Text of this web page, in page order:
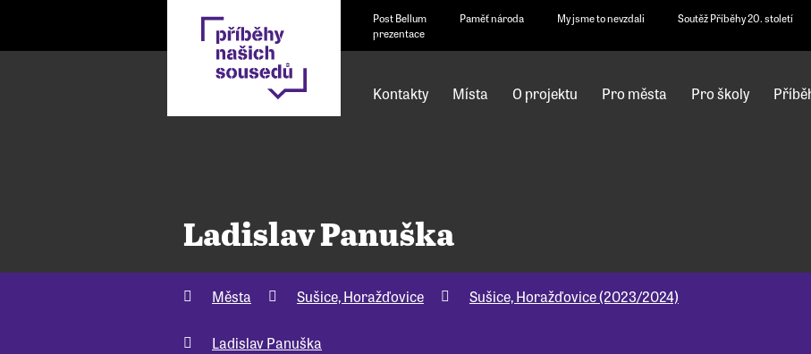
Post Bellum Paměť národa My jsme to nevzdali Soutěž Příběhy 20. století
prezentace
Kontakty Místa O projektu Pro města Pro školy
Ladislav Panuška
Města Sušice, Horažďovice Sušice, Horažďovice (2023/2024)
Ladislav Panuška